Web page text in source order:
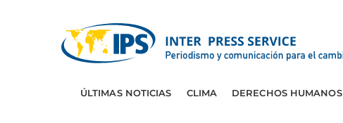
ÚLTIMAS NOTICIAS CLIMA DERECHOS HUMANOS